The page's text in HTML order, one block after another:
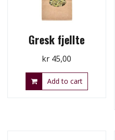
Gresk fjellte
kr 45,00
Add to cart